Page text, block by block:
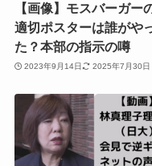
【画像】モスバーガー
適切ポスターは誰がや
た？本部の指示の噂
2023年9月14日 2025年7月30日